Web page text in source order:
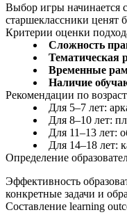
Выбор игры начинается
старшеклассники ценят
Критерии оценки
Сложность
Тематическая
Временные
Наличие
Рекомендации по
Для 5–7 лет:
Для 8–10 лет:
Для 11–13 лет:
Для 14–18 лет:
Определение
Эффективность
конкретные задачи и
Составление learning